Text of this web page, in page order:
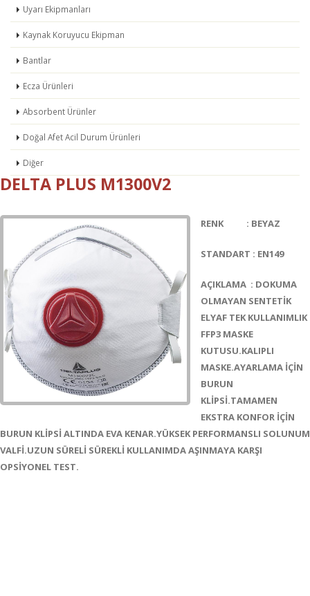
Uyarı Ekipmanları
Kaynak Koruyucu Ekipman
Bantlar
Ecza Ürünleri
Absorbent Ürünler
Doğal Afet Acil Durum Ürünleri
Diğer
DELTA PLUS M1300V2
RENK : BEYAZ
STANDART : EN149
AÇIKLAMA : DOKUMA
OLMAYAN SENTETİK
ELYAF TEK KULLANIMLIK
FFP3 MASKE
KUTUSU.KALIPLI
MASKE.AYARLAMA İÇİN
BURUN
KLİPSİ.TAMAMEN
EKSTRA KONFOR İÇİN
BURUN KLİPSİ ALTINDA EVA KENAR.YÜKSEK PERFORMANSLI SOLUNUM
VALFİ.UZUN SÜRELİ SÜREKLİ KULLANIMDA AŞINMAYA KARŞI
OPSİYONEL TEST.